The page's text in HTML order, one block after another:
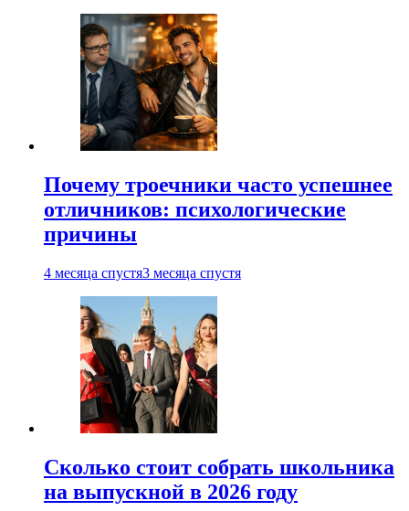
Почему троечники часто успешнее
отличников: психологические
причины
4 месяца спустя3 месяца спустя
Сколько стоит собрать школьника
на выпускной в 2026 году